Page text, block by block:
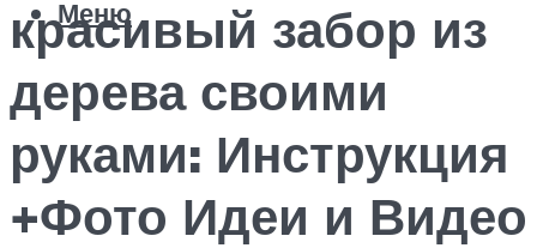
Меню
красивый забор из
дерева своими
руками: Инструкция
+Фото Идеи и Видео